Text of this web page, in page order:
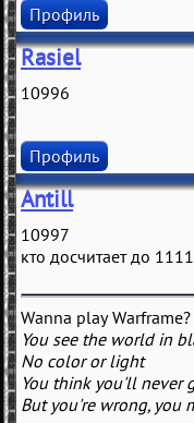
Профиль
Rasiel
10996
Профиль
Antill
10997
кто досчитает до
Wanna play Warframe?
You see the world in
No color or light
You think you'll never
But you're wrong, you